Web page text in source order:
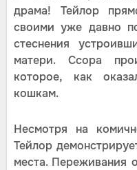
драма! Тейлор
своими уже давно
стеснения
матери. Ссора
которое, как
кошкам.
Несмотря на
Тейлор
места. Переживания